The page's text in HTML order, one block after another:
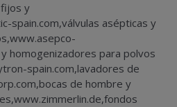
fijos y
spain.com,válvulas asépticas y
homogenizadores para polvos
spain.com,lavadores de
de hombre y